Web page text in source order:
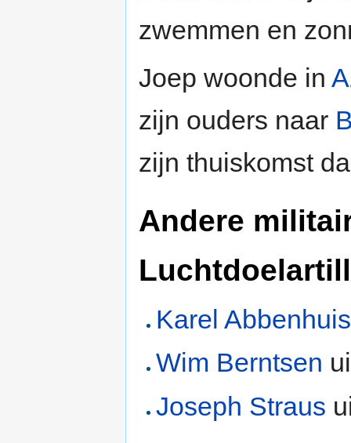
zwemmen en
Joep woonde in
zijn ouders naar
zijn thuiskomst
Andere
Karel Abbenhuis
Wim Berntsen
Joseph Straus